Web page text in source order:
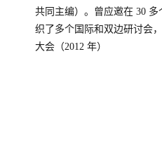
共同主编）。曾应邀在 30
织了多个国际和双边研讨会
大会（2012 年）